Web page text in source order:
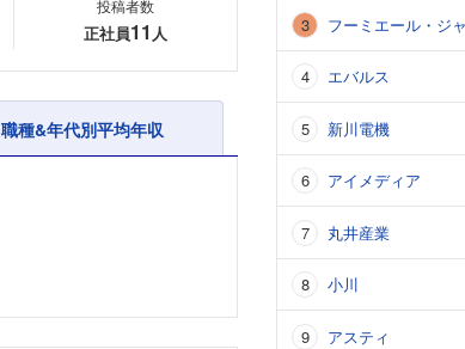
投稿者数
正社員11 人
職種&年代別平均年収
フーミエール・ジ
エバルス
新川電機
アイメディア
丸井産業
小川
アスティ